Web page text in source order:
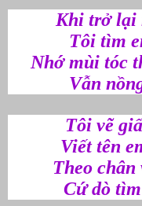
Khi trở lại
Tôi tìm
Nhớ mùi tóc
Vẫn
Tôi vẽ
Viết tên
Theo
Cứ dò